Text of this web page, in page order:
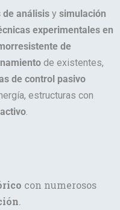
de análisis y simulación
experimentales en
de
de existentes,
de control pasivo
estructuras con
.
con numerosos
.